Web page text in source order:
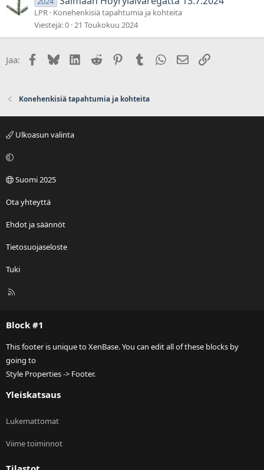
LPR Konehenkisiä tapahtumia ja kohteita
Viestejä 0 21 Toukokuu 2024
Jaa: Facebook
BlueskyLinkedIn
Reddit PinterestTumblr WhatsApp
Sähköposti
Linkki
Konehenkisiä tapahtumia ja kohteita
Ulkoasun valinta
Suomi 2025
Ota yhteyttä
Ehdot ja säännöt
Tietosuojaseloste
Tuki
R
Block #1
This footer is unique to XenBase. You can edit all of these blocks by
going to
Style Properties -> Footer.
Yleiskatsaus
Lukemattomat
Viime toiminnot